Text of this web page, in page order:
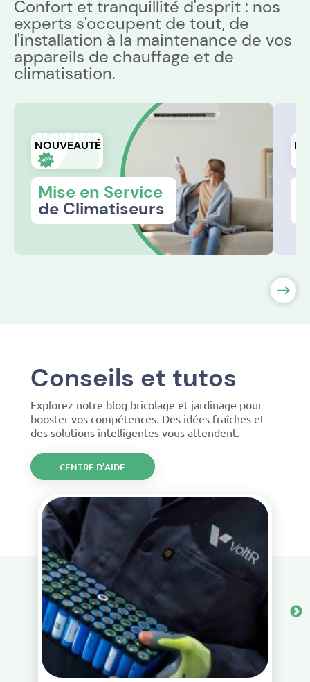
Confort et tranquillité d'esprit : nos
experts s'occupent de tout, de
l'installation à la maintenance de vos
appareils de chauffage et de
climatisation.
NOUVEAUTÉ
NOUVEAUTÉ
Mise en Service
de Climatiseurs
Conseils et tutos
Explorez notre blog bricolage et jardinage pour
booster vos compétences. Des idées fraîches et
des solutions intelligentes vous attendent.
CENTRE D’AIDE